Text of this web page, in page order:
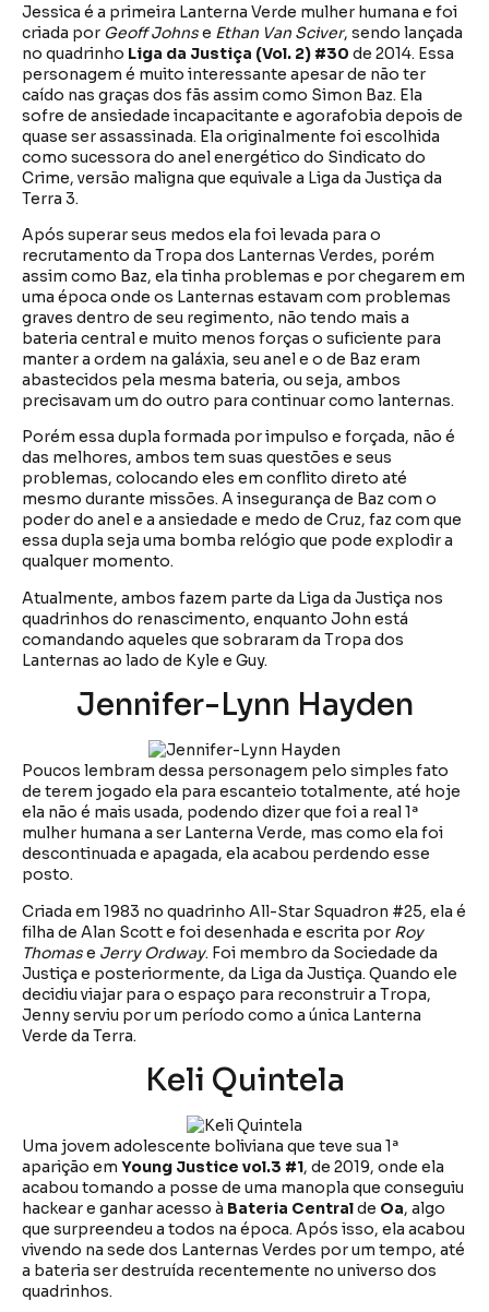
Jessica é a primeira Lanterna Verde mulher humana e foi
criada por Geoff Johnse Ethan Van Sciver, sendo lançada
no quadrinho Liga da Justiça (Vol. 2) #30 de 2014. Essa
personagem é muito interessante apesar de não ter
caído nas graças dos fãs assim como Simon Baz. Ela
sofre de ansiedade incapacitante e agorafobia depois de
quase ser assassinada. Ela originalmente foi escolhida
como sucessora do anel energético do Sindicato do
Crime, versão maligna que equivale a Liga da Justiça da
Terra 3.
Após superar seus medos ela foi levada para o
recrutamento da Tropa dos Lanternas Verdes, porém
assim como Baz, ela tinha problemas e por chegarem em
uma época onde os Lanternas estavam com problemas
graves dentro de seu regimento, não tendo mais a
bateria central e muito menos forças o suficiente para
manter a ordem na galáxia, seu anel e o de Baz eram
abastecidos pela mesma bateria, ou seja, ambos
precisavam um do outro para continuar como lanternas.
Porém essa dupla formada por impulso e forçada, não é
das melhores, ambos tem suas questões e seus
problemas, colocando eles em conflito direto até
mesmo durante missões. A insegurança de Baz com o
poder do anel e a ansiedade e medo de Cruz, faz com que
essa dupla seja uma bomba relógio que pode explodir a
qualquer momento.
Atualmente, ambos fazem parte da Liga da Justiça nos
quadrinhos do renascimento, enquanto John está
comandando aqueles que sobraram da Tropa dos
Lanternas ao lado de Kyle e Guy.
Jennifer-Lynn Hayden
Poucos lembram dessa personagem pelo simples fato
de terem jogado ela para escanteio totalmente, até hoje
ela não é mais usada, podendo dizer que foi a real 1ª
mulher humana a ser Lanterna Verde, mas como ela foi
descontinuada e apagada, ela acabou perdendo esse
posto.
Criada em 1983 no quadrinho All-Star Squadron #25, ela é
filha de Alan Scott e foi desenhada e escrita por Roy
Thomase Jerry Ordway. Foi membro da Sociedade da
Justiça e posteriormente, da Liga da Justiça. Quando ele
decidiu viajar para o espaço para reconstruir a Tropa,
Jenny serviu por um período como a única Lanterna
Verde da Terra.
Keli Quintela
Uma jovem adolescente boliviana que teve sua 1ª
aparição em Young Justice vol.3 #1, de 2019, onde ela
acabou tomando a posse de uma manopla que conseguiu
hackear e ganhar acesso à Bateria Centralde Oa, algo
que surpreendeu a todos na época. Após isso, ela acabou
vivendo na sede dos Lanternas Verdes por um tempo, até
a bateria ser destruída recentemente no universo dos
quadrinhos.